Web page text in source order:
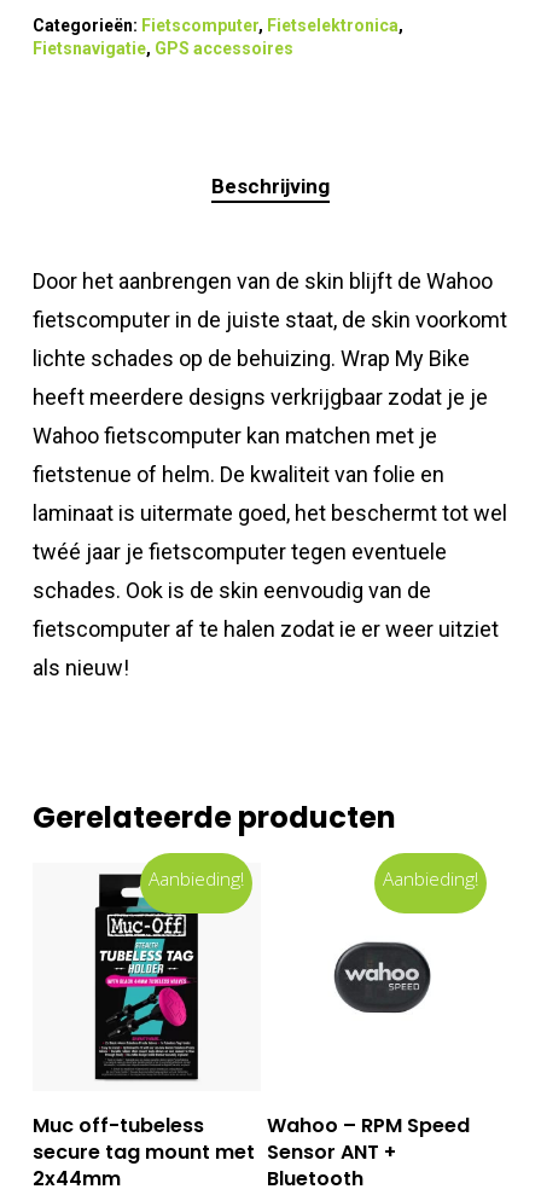
Categorieën: Fietscomputer, Fietselektronica,
Fietsnavigatie, GPS accessoires
Beschrijving
Door het aanbrengen van de skin blijft de Wahoo
fietscomputer in de juiste staat, de skin voorkomt
lichte schades op de behuizing. Wrap My Bike
heeft meerdere designs verkrijgbaar zodat je je
Wahoo fietscomputer kan matchen met je
fietstenue of helm. De kwaliteit van folie en
laminaat is uitermate goed, het beschermt tot wel
twéé jaar je fietscomputer tegen eventuele
schades. Ook is de skin eenvoudig van de
fietscomputer af te halen zodat ie er weer uitziet
als nieuw!
Gerelateerde producten
Aanbieding!
Toevoegen Aan
Winkelwagen
Muc off-tubeless
secure tag mount met
2x44mm
Aanbieding!
Toevoegen Aan
Winkelwagen
Wahoo – RPM Speed
Sensor ANT +
Bluetooth